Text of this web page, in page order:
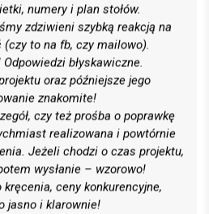
numery i plan stołów.
zdziwieni szybką reakcją na
to na fb, czy mailowo).
błyskawiczne.
oraz późniejsze jego
znakomite!
czy też prośba o poprawkę
realizowana i powtórnie
Jeżeli chodzi o czas projektu,
wysłanie – wzorowo!
ceny konkurencyjne,
jasno i klarownie!